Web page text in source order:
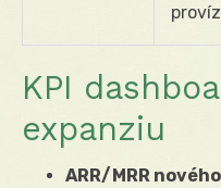
KPI
expanziu
ARR/MRR